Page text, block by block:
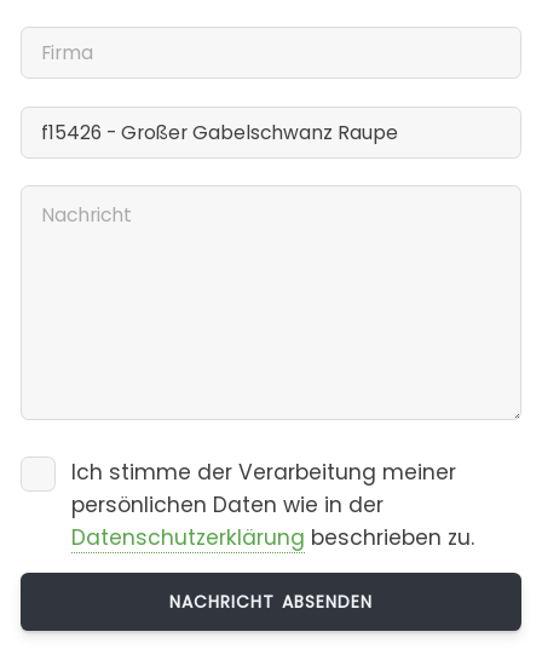
Ich stimme der Verarbeitung meiner
persönlichen Daten wie in der
Datenschutzerklärung beschrieben zu.